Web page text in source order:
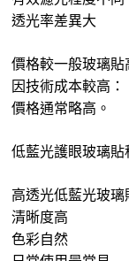
透光率差異大
價格較一般玻璃貼
因技術成本較高：
價格通常略高。
低藍光護眼玻璃貼
高透光低藍光玻璃
清晰度高
色彩自然